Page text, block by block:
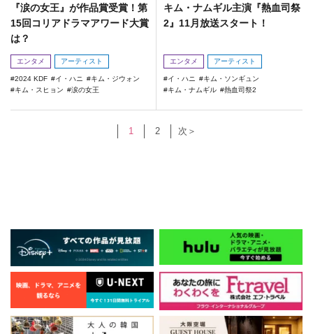
『涙の女王』が作品賞受賞！第
15回コリアドラマアワード大賞
は？
エンタメ アーティスト
2024 KDF イ・ハニ
キム・ジウォン
キム・スヒョン
涙の女王
キム・ナムギル主演『熱血司祭
2』11月放送スタート！
エンタメ アーティスト
イ・ハニ
キム・ソンギュン
キム・ナムギル
熱血司祭2
1 2 次＞